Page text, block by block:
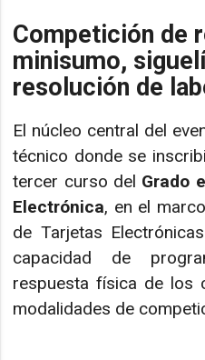
Competición de
minisumo,
resolución de
El núcleo central del
técnico donde se
tercer curso del Grado
Electrónica, en el
de Tarjetas
capacidad de
respuesta física de los
modalidades de